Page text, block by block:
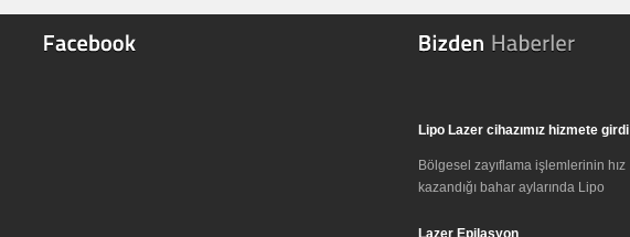
Lipo Lazer cihazımız hizmete girdi
Bölgesel zayıflama işlemlerinin hız
kazandığı bahar aylarında Lipo
Lazer Epilasyon